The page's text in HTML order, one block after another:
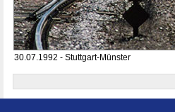
30.07.1992 - Stuttgart-Münster